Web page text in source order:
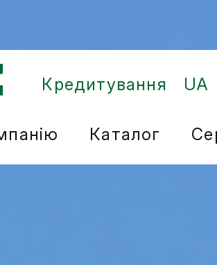
Каталог
UA
Кредитування